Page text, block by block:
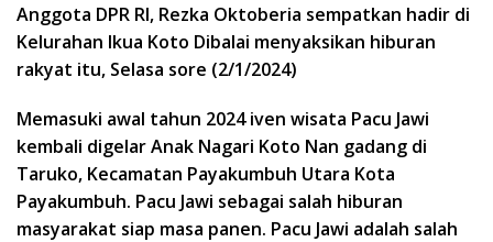
Anggota DPR RI, Rezka Oktoberia sempatkan hadir di
Kelurahan Ikua Koto Dibalai menyaksikan hiburan
rakyat itu, Selasa sore (2/1/2024)
Memasuki awal tahun 2024 iven wisata Pacu Jawi
kembali digelar Anak Nagari Koto Nan gadang di
Taruko, Kecamatan Payakumbuh Utara Kota
Payakumbuh. Pacu Jawi sebagai salah hiburan
masyarakat siap masa panen. Pacu Jawi adalah salah